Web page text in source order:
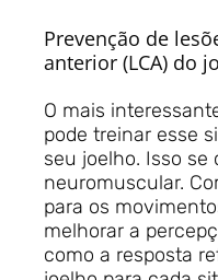
Prevenção de
anterior (LCA) do
O mais
pode treinar esse
seu joelho. Isso se
neuromuscular.
para os
melhorar a
como a resposta